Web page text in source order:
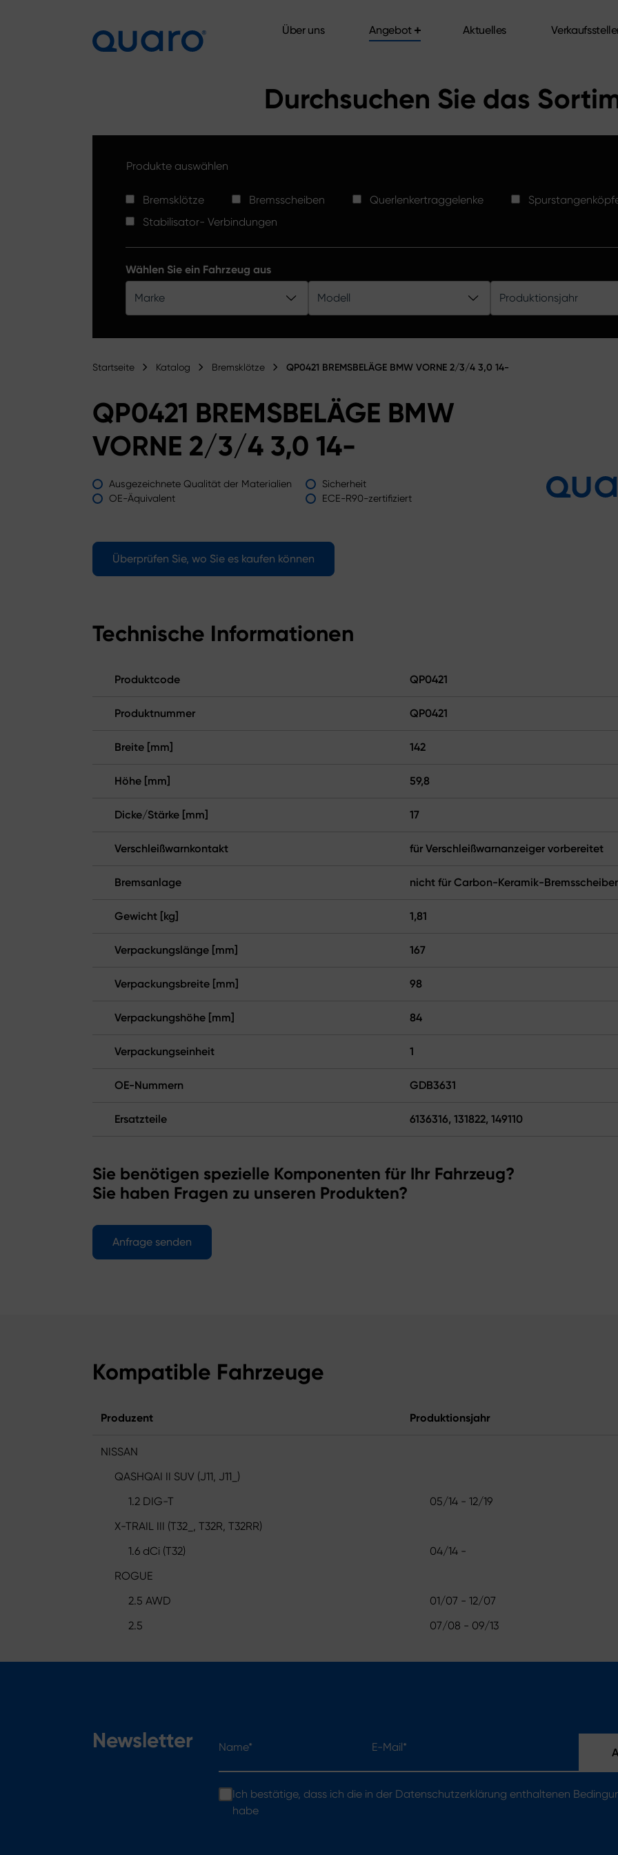
Über uns
Angebot
Aktuelles
Durchsuchen Sie das
Produkte auswählen
Bremsklötze Bremsscheiben Querlenkertraggelenke
Stabilisator- Verbindungen
Wählen Sie ein Fahrzeug aus
Marke Modell Produktionsjahr
Startseite Katalog Bremsklötze QP0421 BREMSBELÄGE BMW VORNE 2/3/4 3,0 14-
QP0421 BREMSBELÄGE BMW
VORNE 2/3/4 3,0 14-
Ausgezeichnete Qualität der Materialien
Sicherheit
OE-Äquivalent
ECE-R90-zertifiziert
Überprüfen Sie, wo Sie es kaufen können
Technische Informationen
Produktcode QP0421
Produktnummer QP0421
Breite [mm] 142
Höhe [mm] 59,8
Dicke/Stärke [mm] 17
Verschleißwarnkontakt für Verschleißwarnanzeiger vorbereitet
Bremsanlage nicht für Carbon-Keramik-
Gewicht [kg] 1,81
Verpackungslänge [mm] 167
Verpackungsbreite [mm] 98
Verpackungshöhe [mm] 84
Verpackungseinheit 1
OE-Nummern GDB3631
Ersatzteile 6136316, 131822, 149110
Sie benötigen spezielle Komponenten für Ihr Fahrzeug?
Sie haben Fragen zu unseren Produkten?
Anfrage senden
Kompatible Fahrzeuge
Produzent Produktionsjahr
NISSAN
QASHQAI II SUV (J11, J11_)
1.2 DIG-T
05/14 - 12/19
X-TRAIL III (T32_, T32R, T32RR)
1.6 dCi (T32)
04/14 -
ROGUE
2.5 AWD
01/07 - 12/07
2.5
07/08 - 09/13
Newsletter
Ich bestätige, dass ich die in der Datenschutzerklärung enthaltenen
habe